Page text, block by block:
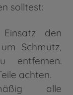
solltest:
den
Schmutz,
entfernen.
achten.
alle